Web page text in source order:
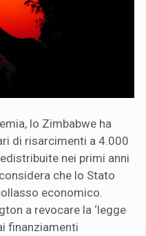
lo Zimbabwe ha
di risarcimenti a 4.000
nei primi anni
che lo Stato
economico.
a revocare la ‘legge
finanziamenti